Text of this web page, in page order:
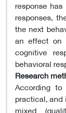
response
responses,
the next
an effect on
cognitive
behavioral
Research
According
practical,
mixed